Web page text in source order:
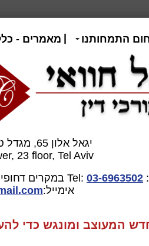
התמחותנו מאמרים -
יגאל אלון 65, מגדל טויוטה, קומה 23, תל-אביב
23 floor, Tel Aviv
03-6963502
Tel: במקרים
אימייל:E-mail:
המעוצב ומונגש כדי